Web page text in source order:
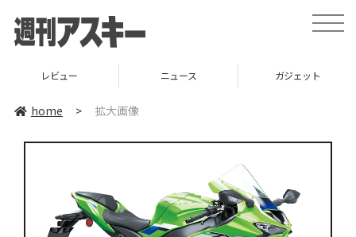
toggle
レビュー ニュース ガジェット
home > 拡大画像